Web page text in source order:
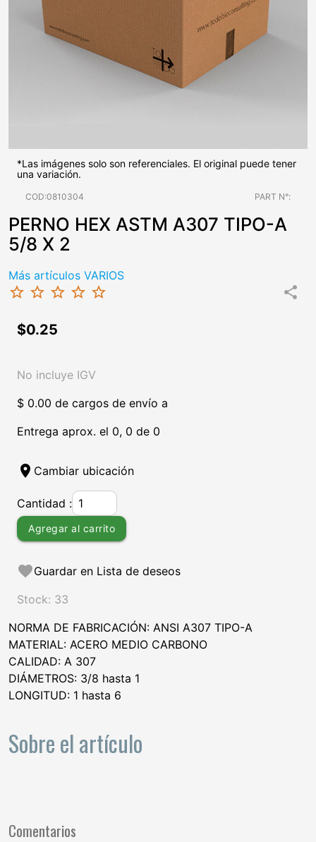
*Las imágenes solo son referenciales. El original puede tener
una variación.
COD:0810304 PART N°:
PERNO HEX ASTM A307 TIPO-A
5/8 X 2
Más artículos VARIOS
star_border star_border star_border star_border star_border share
$0.25
No incluye IGV
$ 0.00 de cargos de envío a
Entrega aprox. el 0, 0 de 0
location_on Cambiar ubicación
Cantidad :
Agregar al carrito
favoriteGuardar en Lista de deseos
Stock: 33
NORMA DE FABRICACIÓN: ANSI A307 TIPO-A
MATERIAL: ACERO MEDIO CARBONO
CALIDAD: A 307
DIÁMETROS: 3/8 hasta 1
LONGITUD: 1 hasta 6
Sobre el artículo
Comentarios